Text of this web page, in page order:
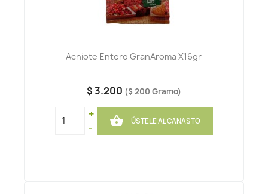
Achiote Entero GranAroma X16gr
$ 3.200 ($ 200 Gramo)
+
-
 ÚSTELE AL CANASTO